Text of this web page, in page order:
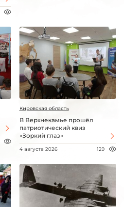
Кировская область
В Верхнекамье прошёл
патриотический квиз
«Зоркий глаз»
4 августа 2026 129